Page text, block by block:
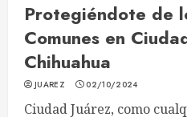
Protegiéndote de
Comunes en
Chihuahua
JUAREZ 02/10/2024
Ciudad Juárez, como